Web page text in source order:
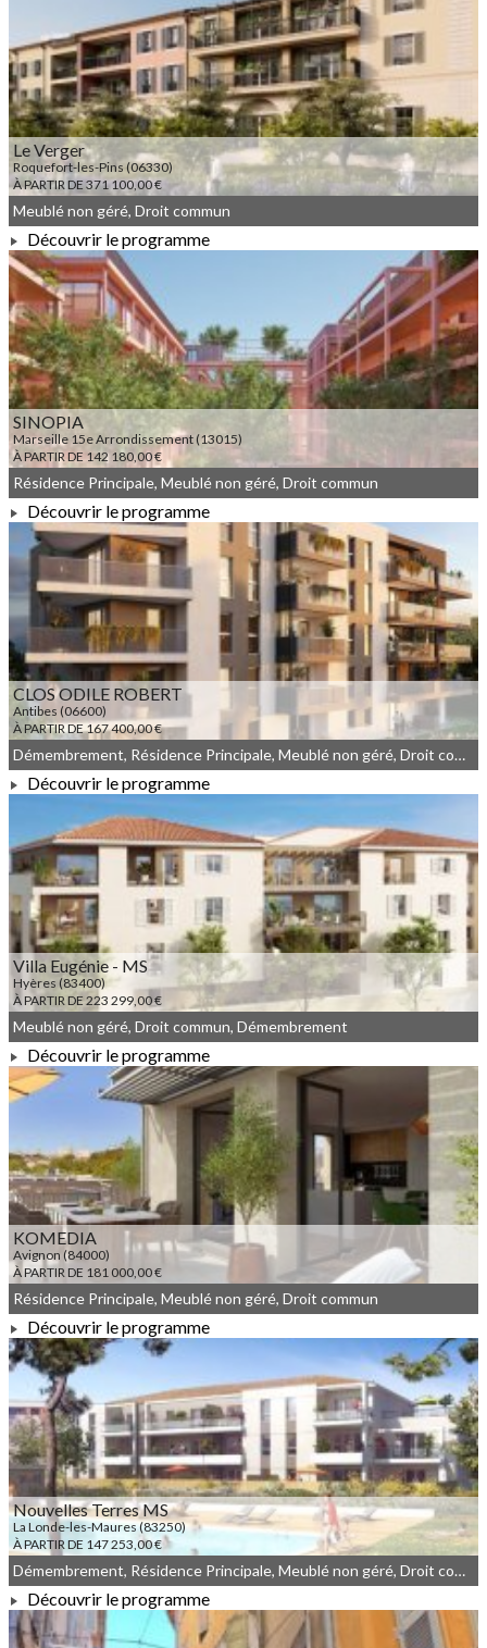
À PARTIR DE 436 737,00 €
Le Verger
Roquefort-les-Pins (06330)
À PARTIR DE 371 100,00 €
À PARTIR DE 371 100,00 €
Meublé non géré, Droit commun
Découvrir le programme
SINOPIA
Marseille 15e Arrondissement (13015)
À PARTIR DE 142 180,00 €
À PARTIR DE 142 180,00 €
Résidence Principale, Meublé non géré, Droit commun
Découvrir le programme
CLOS ODILE ROBERT
Antibes (06600)
À PARTIR DE 167 400,00 €
À PARTIR DE 167 400,00 €
Démembrement, Résidence Principale, Meublé non géré, Droit commun
Découvrir le programme
Villa Eugénie - MS
Hyères (83400)
À PARTIR DE 223 299,00 €
À PARTIR DE 223 299,00 €
Meublé non géré, Droit commun, Démembrement
Découvrir le programme
KOMEDIA
Avignon (84000)
À PARTIR DE 181 000,00 €
À PARTIR DE 181 000,00 €
Résidence Principale, Meublé non géré, Droit commun
Découvrir le programme
Nouvelles Terres MS
La Londe-les-Maures (83250)
À PARTIR DE 147 253,00 €
Démembrement, Résidence Principale, Meublé non géré, Droit commun
Découvrir le programme